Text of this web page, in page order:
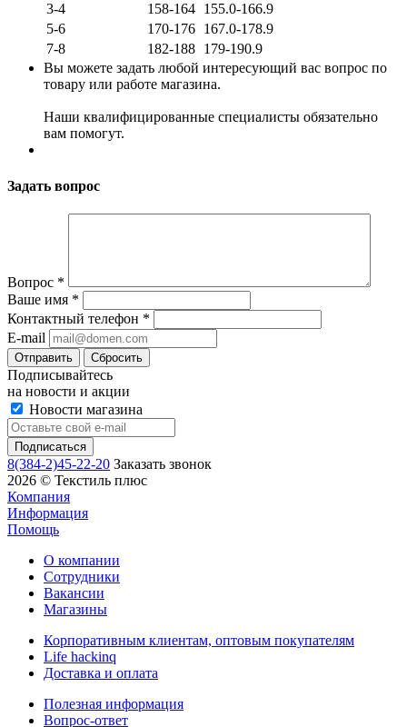
3-4
158-164 155.0-166.9
5-6
170-176 167.0-178.9
7-8
182-188 179-190.9
Вы можете задать любой интересующий вас вопрос по
товару или работе магазина.
Наши квалифицированные специалисты обязательно
вам помогут.
Задать вопрос
Вопрос *
Ваше имя *
Контактный телефон *
E-mail
Сбросить
Подписывайтесь
на новости и акции
Новости магазина
8(384-2)45-22-20 Заказать звонок
2026 © Текстиль плюс
Компания
Информация
Помощь
О компании
Сотрудники
Вакансии
Магазины
Корпоративным клиентам, оптовым покупателям
Life hackinq
Доставка и оплата
Полезная информация
Вопрос-ответ